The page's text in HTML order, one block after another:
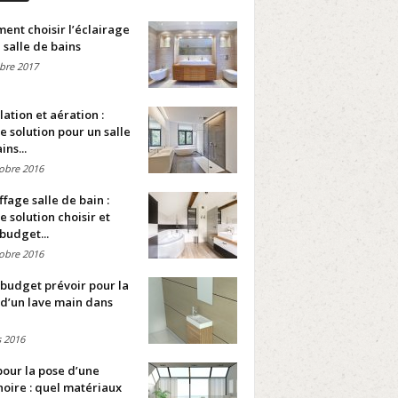
choisir l’éclairage
salle de bains
2017
et aération :
solution pour un salle
2016
salle de bain :
solution choisir et
2016
prévoir pour la
lave main dans
2016
la pose d’une
: quel matériaux